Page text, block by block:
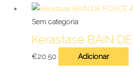
Sem categoria
Kerastase BAIN
€20.50 Adicionar